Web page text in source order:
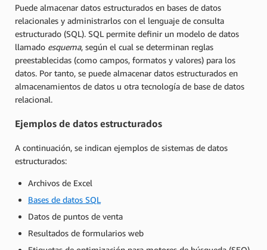
Puede almacenar datos estructurados en bases de datos
relacionales y administrarlos con el lenguaje de consulta
estructurado (SQL). SQL permite definir un modelo de datos
llamado esquema, según el cual se determinan reglas
preestablecidas (como campos, formatos y valores) para los
datos. Por tanto, se puede almacenar datos estructurados en
almacenamientos de datos u otra tecnología de base de datos
relacional.
Ejemplos de datos estructurados
A continuación, se indican ejemplos de sistemas de datos
estructurados:
Archivos de Excel
Bases de datos SQL
Datos de puntos de venta
Resultados de formularios web